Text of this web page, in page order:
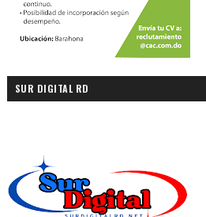
SUR DIGITAL RD